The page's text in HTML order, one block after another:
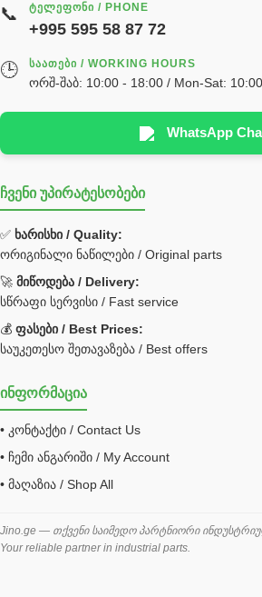
реек
სხადასხვა
Hyva
უჟანგავი ფოლადი
Bobcat ფილტრი
Caterpillar ფილტრი
JCB ფილტრი
ქვაბი გათბობა მილები
შემაერთებელი / გადამყვანი UNF
შემაერთებელი BSPP /გადამყვანი
შესაფუთი მანქანა ვაკუმით
შლანგი
საწვავის შლანგი
📞 ᲢᲔᲚᲔᲤᲝᲜᲘ / PHONE
+995 595 58 87 72
🕒 ᲡᲐᲐᲗᲔᲑᲘ / WORKING HOURS
ორშ-შაბ: 10:00 - 18:00 / Mon-Sat:
WhatsApp
ჩვენი უპირატესობები
✅ ხარისხი / Quality:
ორიგინალი ნაწილები / Original parts
🚀 მიწოდება / Delivery:
სწრაფი სერვისი / Fast service
💰 ფასები / Best Prices:
საუკეთესო შეთავაზება / Best offers
ინფორმაცია
• კონტაქტი / Contact Us
• ჩემი ანგარიში / My Account
• მაღაზია / Shop All
Jino.ge — თქვენი საიმედო პარტნიორი
Your reliable partner in industrial parts.